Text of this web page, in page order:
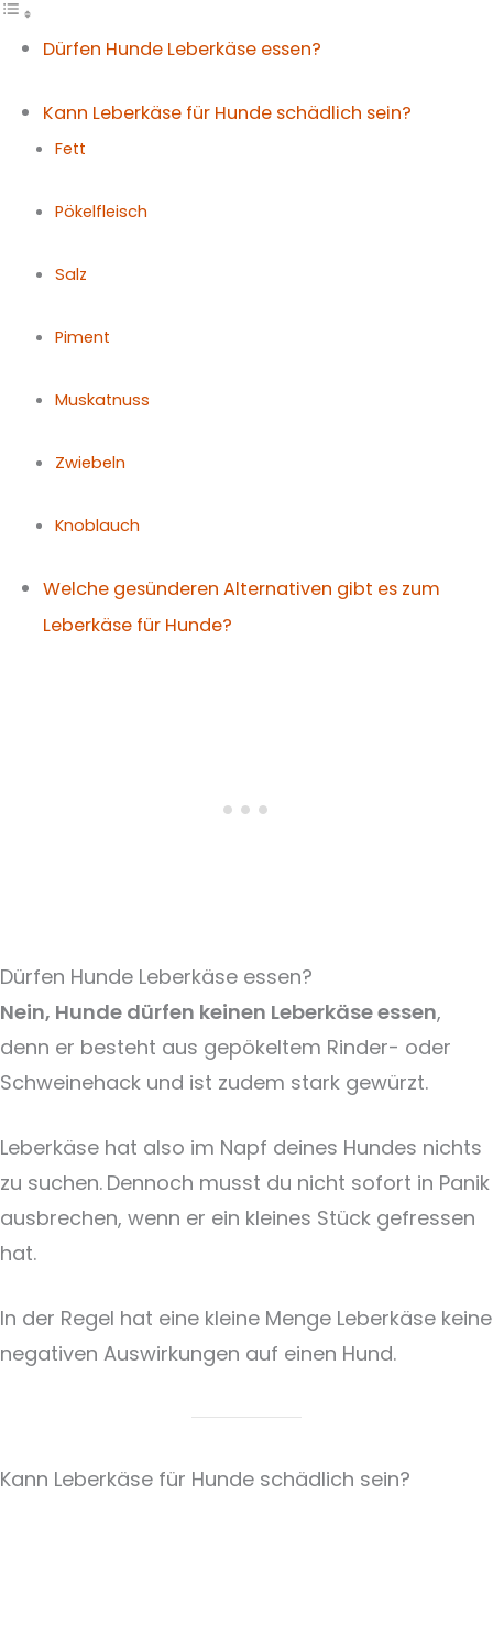
Dürfen Hunde Leberkäse essen?
Kann Leberkäse für Hunde schädlich sein?
Fett
Pökelfleisch
Salz
Piment
Muskatnuss
Zwiebeln
Knoblauch
Welche gesünderen Alternativen gibt es zum
Leberkäse für Hunde?
Dürfen Hunde Leberkäse essen?
Nein, Hunde dürfen keinen Leberkäse essen,
denn er besteht aus gepökeltem Rinder- oder
Schweinehack und ist zudem stark gewürzt.
Leberkäse hat also im Napf deines Hundes nichts
zu suchen. Dennoch musst du nicht sofort in Panik
ausbrechen, wenn er ein kleines Stück gefressen
hat.
In der Regel hat eine kleine Menge Leberkäse keine
negativen Auswirkungen auf einen Hund.
Kann Leberkäse für Hunde schädlich sein?